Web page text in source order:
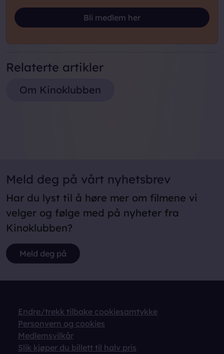
Bli medlem herLoading...
Relaterte artikler
Om Kinoklubben
Meld deg på vårt nyhetsbrev
Har du lyst til å høre mer om filmene vi
velger og følge med på nyheter fra
Kinoklubben?
Meld deg på
Endre/trekk tilbake cookiesamtykke
Personvern og cookies
Medlemsvilkår
Slik kjøper du billett til halv pris